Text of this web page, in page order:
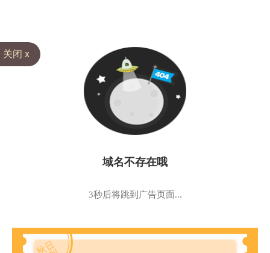
域名不存在哦
3秒后将跳到广告页面...
关闭 x